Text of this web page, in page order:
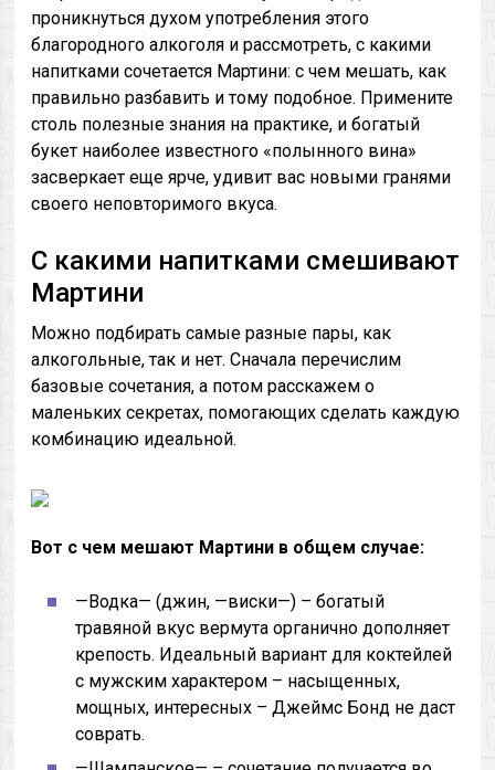
проникнуться духом употребления этого
благородного алкоголя и рассмотреть, с какими
напитками сочетается Мартини: с чем мешать, как
правильно разбавить и тому подобное. Примените
столь полезные знания на практике, и богатый
букет наиболее известного «полынного вина»
засверкает еще ярче, удивит вас новыми гранями
своего неповторимого вкуса.
С какими напитками смешивают
Мартини
Можно подбирать самые разные пары, как
алкогольные, так и нет. Сначала перечислим
базовые сочетания, а потом расскажем о
маленьких секретах, помогающих сделать каждую
комбинацию идеальной.
Вот с чем мешают Мартини в общем случае:
—Водка— (джин, —виски—) – богатый
травяной вкус вермута органично дополняет
крепость. Идеальный вариант для коктейлей
с мужским характером – насыщенных,
мощных, интересных – Джеймс Бонд не даст
соврать.